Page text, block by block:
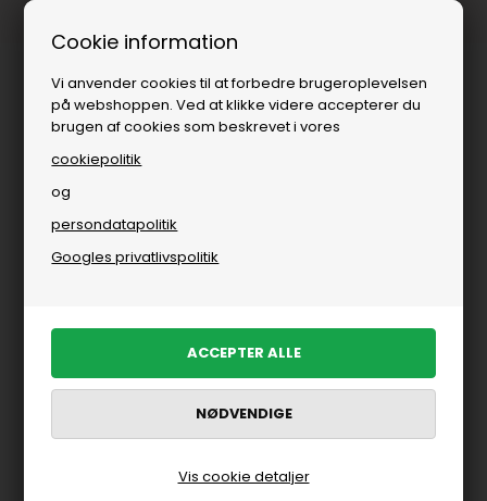
Cookie information
Vi anvender cookies til at forbedre brugeroplevelsen
på webshoppen. Ved at klikke videre accepterer du
brugen af cookies som beskrevet i vores
cookiepolitik
og
persondatapolitik
Googles privatlivspolitik
Vis cookie detaljer
Brands Herre Clean Cut Copenhagen
herre
FILTRER PRODUKTER